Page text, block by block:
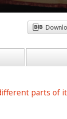
parts of